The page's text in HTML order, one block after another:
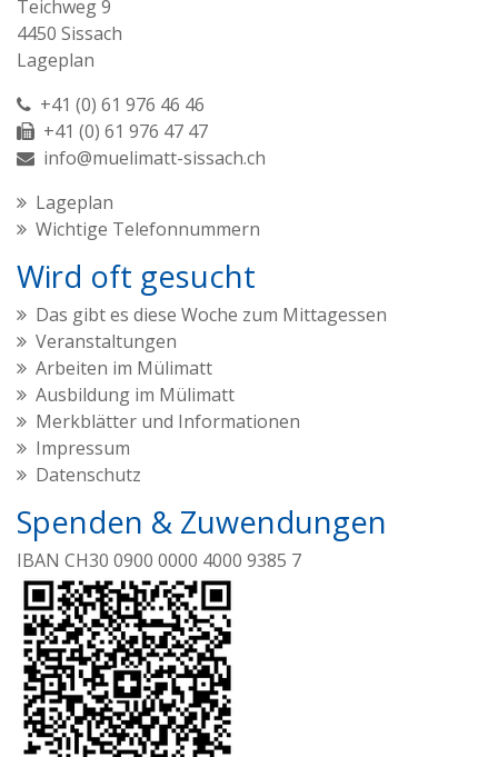
Teichweg 9
4450 Sissach
Lageplan
+41 (0) 61 976 46 46
+41 (0) 61 976 47 47
info@muelimatt-sissach.ch
Lageplan
Wichtige Telefonnummern
Wird oft gesucht
Das gibt es diese Woche zum Mittagessen
Veranstaltungen
Arbeiten im Mülimatt
Ausbildung im Mülimatt
Merkblätter und Informationen
Impressum
Datenschutz
Spenden & Zuwendungen
IBAN CH30 0900 0000 4000 9385 7